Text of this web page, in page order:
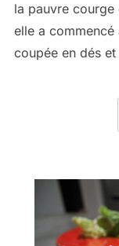
la pauvre courge
elle a commencé
coupée en dés